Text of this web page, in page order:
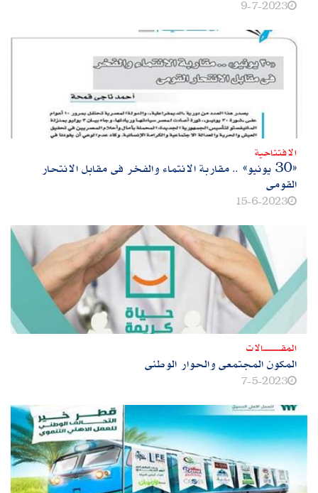
9-7-2023
الافتتاحية
«30 يونيو» .. مقاربة الانتماء والفخر فى مقابل الانتحار
القومى
15-6-2023
المقــــــــــــالات
المكون المجتمعى والحوار الوطنى
7-5-2023